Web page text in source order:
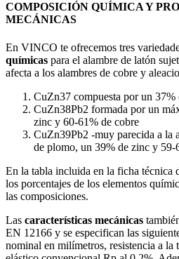
COMPOSICIÓN QUÍMICA Y
MECÁNICAS
En VINCO te ofrecemos tres
químicas para el alambre de latón
afecta a los alambres de cobre y
CuZn37 compuesta por un
CuZn38Pb2 formada por un
zinc y 60-61% de cobre
CuZn39Pb2 -muy parecida a la
de plomo, un 39% de zinc y
En la tabla incluida en la ficha técnica
los porcentajes de los elementos
las composiciones.
Las características mecánicas
EN 12166 y se especifican las
nominal en milímetros, resistencia a